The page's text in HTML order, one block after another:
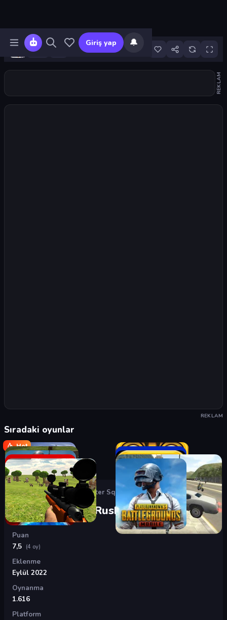
Giriş yap 🔔
3
REKLAM
REKLAM
Sıradaki oyunlar
Hot
Oyunlar›3D Oyunlar Monster Squad Rush
Monster Squad Rush
Puan
7,5 (4 oy)
Eklenme
Eylül 2022
Oynanma
1.616
Platform